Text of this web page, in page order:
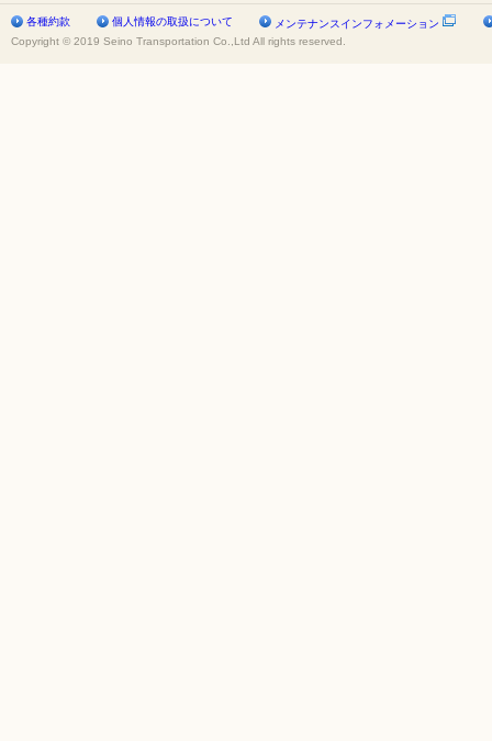
各種約款 個人情報の取扱について
メンテナンスインフォメーション
Copyright © 2019 Seino Transportation Co.,Ltd All rights reserved.